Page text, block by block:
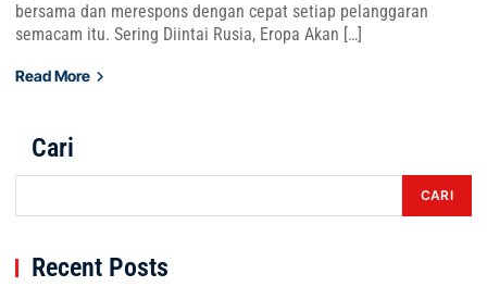
bersama dan merespons dengan cepat setiap pelanggaran
semacam itu. Sering Diintai Rusia, Eropa Akan […]
Read More
Cari
CARI
Recent Posts